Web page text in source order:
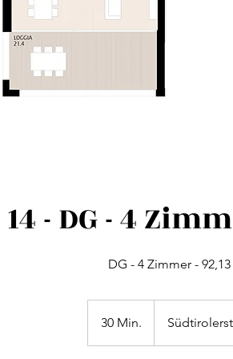
- DG - 4
DG - 4 Zimmer -
30 Min.
0